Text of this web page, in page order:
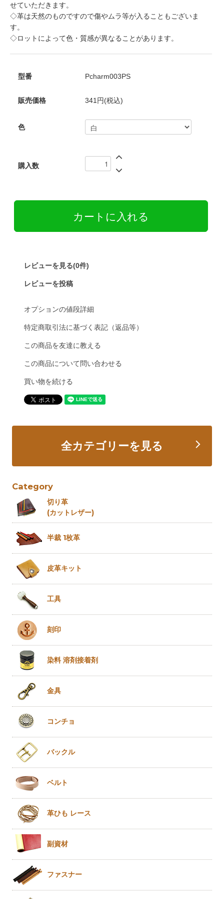
せていただきます。
◇革は天然のものですので傷やムラ等が入ることもございま
す。
◇ロットによって色・質感が異なることがあります。
型番 Pcharm003PS
販売価格 341円(税込)
色
購入数
レビューを見る(0件)
レビューを投稿
オプションの値段詳細
特定商取引法に基づく表記（返品等）
この商品を友達に教える
この商品について問い合わせる
買い物を続ける
全カテゴリーを見る
Category
切り革
(カットレザー)
半裁 1枚革
皮革キット
工具
刻印
染料 溶剤接着剤
金具
コンチョ
バックル
ベルト
革ひも レース
副資材
ファスナー